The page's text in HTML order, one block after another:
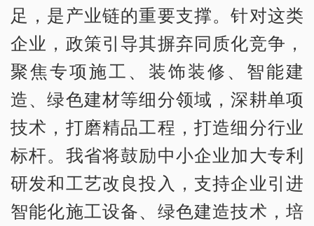
足，是产业链的重要支撑。针对这类
企业，政策引导其摒弃同质化竞争，
聚焦专项施工、装饰装修、智能建
造、绿色建材等细分领域，深耕单项
技术，打磨精品工程，打造细分行业
标杆。我省将鼓励中小企业加大专利
研发和工艺改良投入，支持企业引进
智能化施工设备、绿色建造技术，培